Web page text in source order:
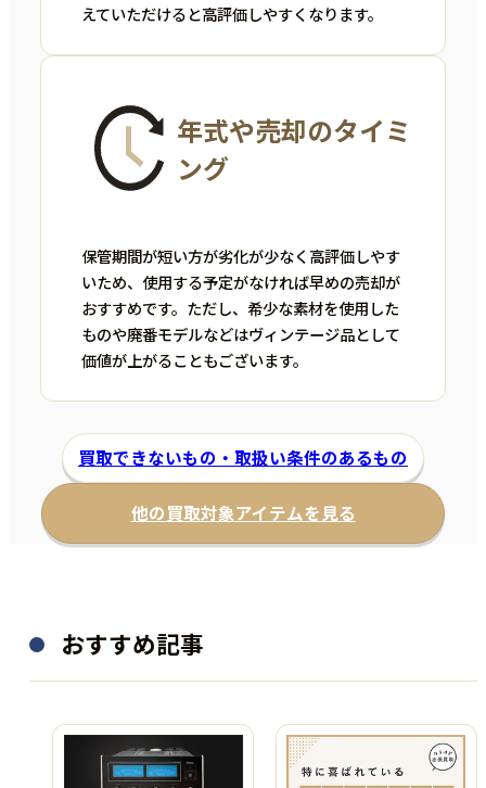
えていただけると高評価しやすくなります。
年式や売却のタイミ
ング
保管期間が短い方が劣化が少なく高評価しやす
いため、使用する予定がなければ早めの売却が
おすすめです。ただし、希少な素材を使用した
ものや廃番モデルなどはヴィンテージ品として
価値が上がることもございます。
買取できないもの・取扱い条件のあるもの
他の買取対象アイテムを見る
おすすめ記事